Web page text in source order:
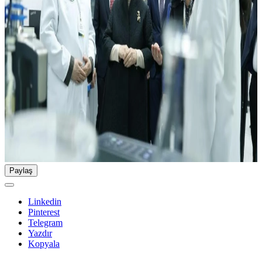
Paylaş
Linkedin
Pinterest
Telegram
Yazdır
Kopyala